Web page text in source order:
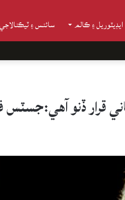
ايڊيٽوريل ۽ ڪالم سائنس ۽ ٽيڪنالاجي
قرار ڏنو آهي:جسٽس